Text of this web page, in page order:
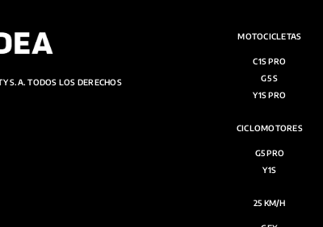
S.A. TODOS LOS DERECHOS
MOTOCICLETAS
C1S PRO
G5 S
Y1S PRO
CICLOMOTORES
G5 PRO
Y1S
25 KM/H